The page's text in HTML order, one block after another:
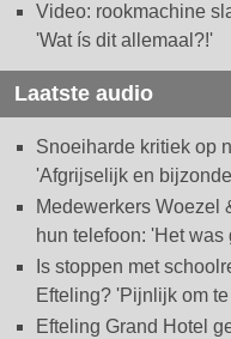
Video: rookmachine
'Wat ís dit allemaal?!'
Laatste audio
Snoeiharde kritiek op
'Afgrijselijk en
Medewerkers Woezel
hun telefoon: 'Het
Is stoppen met
Efteling? 'Pijnlijk om
Efteling Grand Hotel